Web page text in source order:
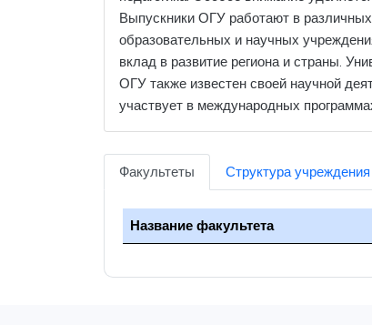
Выпускники ОГУ работают в
образовательных и научных
вклад в развитие региона и страны.
ОГУ также известен своей научной
участвует в международных
Факультеты Структура учреждения
Название факультета